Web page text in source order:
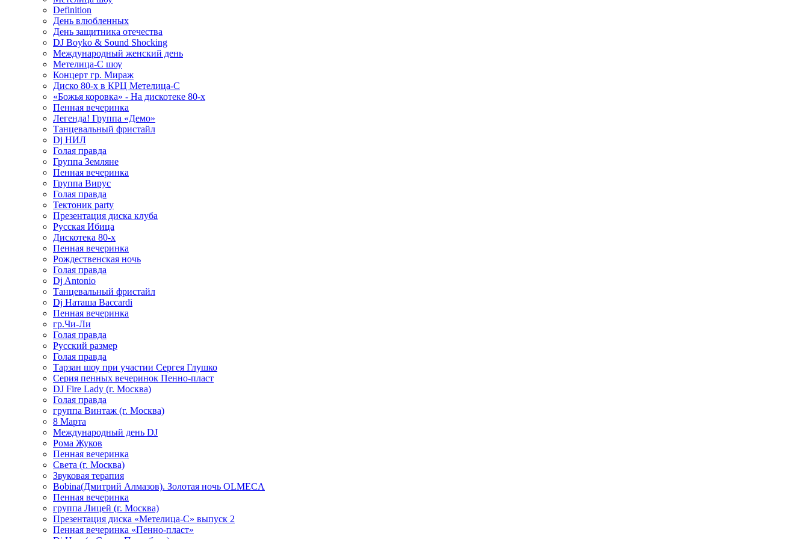
Definition
День влюбленных
День защитника отечества
DJ Boyko & Sound Shocking
Международный женский день
Метелица-С шоу
Концерт гр. Мираж
Диско 80-х в КРЦ Метелица-С
«Божья коровка» - На дискотеке 80-х
Пенная вечеринка
Легенда! Группа «Демо»
Танцевальный фристайл
Dj НИЛ
Голая правда
Группа Земляне
Пенная вечеринка
Группа Вирус
Голая правда
Тектоник party
Презентация диска клуба
Русская Ибица
Дискотека 80-х
Пенная вечеринка
Рождественская ночь
Голая правда
Dj Antonio
Танцевальный фристайл
Dj Наташа Baccardi
Пенная вечеринка
гр.Чи-Ли
Голая правда
Русский размер
Голая правда
Тарзан шоу при участии Сергея Глушко
Серия пенных вечеринок Пенно-пласт
DJ Fire Lady (г. Москва)
Голая правда
группа Винтаж (г. Москва)
8 Марта
Международный день DJ
Рома Жуков
Пенная вечеринка
Света (г. Москва)
Звуковая терапия
Bobina(Дмитрий Алмазов). Золотая ночь OLMECA
Пенная вечеринка
группа Лицей (г. Москва)
Презентация диска «Метелица-С» выпуск 2
Пенная вечеринка «Пенно-пласт»